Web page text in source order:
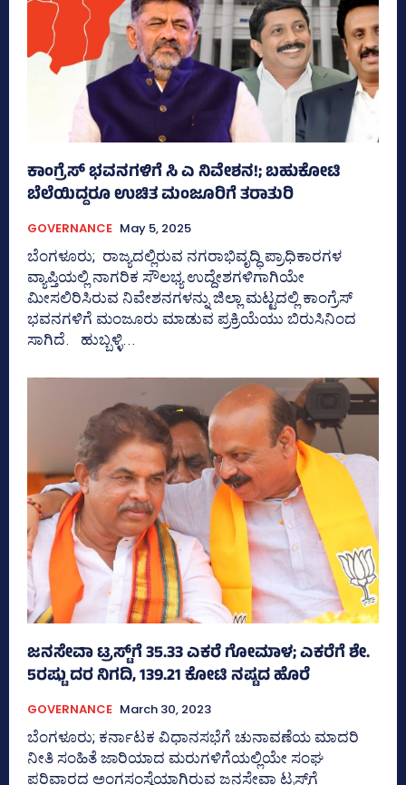
ಕಾಂಗ್ರೆಸ್‌ ಭವನಗಳಿಗೆ ಸಿ ಎ ನಿವೇಶನ!; ಬಹುಕೋಟಿ
ಬೆಲೆಯಿದ್ದರೂ ಉಚಿತ ಮಂಜೂರಿಗೆ ತರಾತುರಿ
GOVERNANCE May 5, 2025
ಬೆಂಗಳೂರು; ರಾಜ್ಯದಲ್ಲಿರುವ ನಗರಾಭಿವೃದ್ಧಿ ಪ್ರಾಧಿಕಾರಗಳ
ವ್ಯಾಪ್ತಿಯಲ್ಲಿ ನಾಗರಿಕ ಸೌಲಭ್ಯ ಉದ್ದೇಶಗಳಿಗಾಗಿಯೇ
ಮೀಸಲಿರಿಸಿರುವ ನಿವೇಶನಗಳನ್ನು ಜಿಲ್ಲಾ ಮಟ್ಟದಲ್ಲಿ ಕಾಂಗ್ರೆಸ್
ಭವನಗಳಿಗೆ ಮಂಜೂರು ಮಾಡುವ ಪ್ರಕ್ರಿಯೆಯು ಬಿರುಸಿನಿಂದ
ಸಾಗಿದೆ. ಹುಬ್ಬಳ್ಳಿ...
ಜನಸೇವಾ ಟ್ರಸ್ಟ್‌ಗೆ 35.33 ಎಕರೆ ಗೋಮಾಳ; ಎಕರೆಗೆ ಶೇ.
5ರಷ್ಟು ದರ ನಿಗದಿ, 139.21 ಕೋಟಿ ನಷ್ಟದ ಹೊರೆ
GOVERNANCE March 30, 2023
ಬೆಂಗಳೂರು; ಕರ್ನಾಟಕ ವಿಧಾನಸಭೆಗೆ ಚುನಾವಣೆಯ ಮಾದರಿ
ನೀತಿ ಸಂಹಿತೆ ಜಾರಿಯಾದ ಮರುಗಳಿಗೆಯಲ್ಲಿಯೇ ಸಂಘ
ಪರಿವಾರದ ಅಂಗಸಂಸ್ಥೆಯಾಗಿರುವ ಜನಸೇವಾ ಟ್ರಸ್ಟ್‌ಗೆ